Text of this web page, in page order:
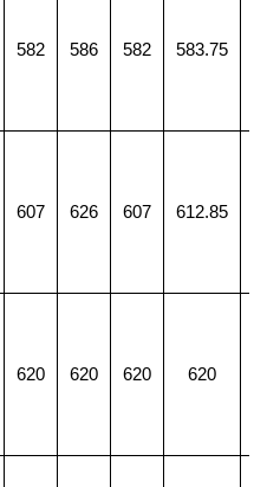
582 586 582 583.75
607 626 607 612.85
620 620 620 620